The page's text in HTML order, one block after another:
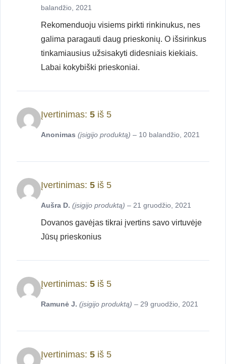
balandžio, 2021
Rekomenduoju visiems pirkti rinkinukus, nes
galima paragauti daug prieskonių. O išsirinkus
tinkamiausius užsisakyti didesniais kiekiais.
Labai kokybiški prieskoniai.
Įvertinimas: 5 iš 5
Anonimas (įsigijo produktą) – 10 balandžio, 2021
Įvertinimas: 5 iš 5
Aušra D. (įsigijo produktą) – 21 gruodžio, 2021
Dovanos gavėjas tikrai įvertins savo virtuvėje
Jūsų prieskonius
Įvertinimas: 5 iš 5
Ramunė J. (įsigijo produktą) – 29 gruodžio, 2021
Įvertinimas: 5 iš 5